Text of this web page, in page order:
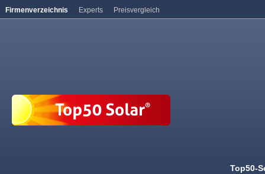
Top50-
Firmenverzeichnis Experts Preisvergleich